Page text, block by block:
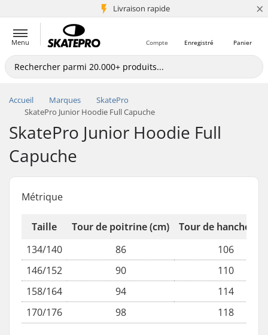
Livraison rapide
+5 mio de clients ×
Menu Panier
Enregistré
Compte
Accueil Marques
SkatePro
SkatePro Junior Hoodie Full Capuche
SkatePro Junior Hoodie Full
Capuche
Métrique
Taille Tour de poitrine (cm)
Tour de hanche
134/140
86
106
146/152
90
110
158/164
94
114
170/176
98 118